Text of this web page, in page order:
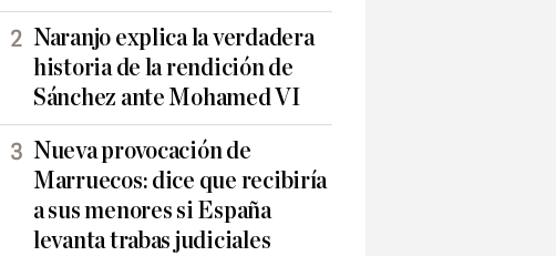
Naranjo explica la verdadera
historia de la rendición de
Sánchez ante Mohamed VI
Nueva provocación de
Marruecos: dice que recibiría
a sus menores si España
levanta trabas judiciales